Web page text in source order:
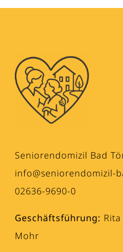
Seniorendomizil Bad
info@seniorendomizil-
02636-9690-0
Geschäftsführung:
Mohr